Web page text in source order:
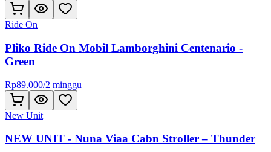
Ride On
Pliko Ride On Mobil Lamborghini Centenario -
Green
Rp89.000/2 minggu
New Unit
NEW UNIT - Nuna Viaa Cabn Stroller – Thunder